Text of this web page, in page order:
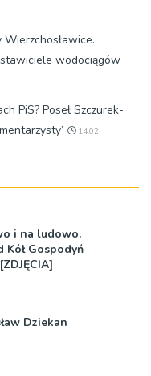
wodociągów
PiS? Poseł Szczurek-
14:02
i na ludowo.
Gospodyń
Dziekan